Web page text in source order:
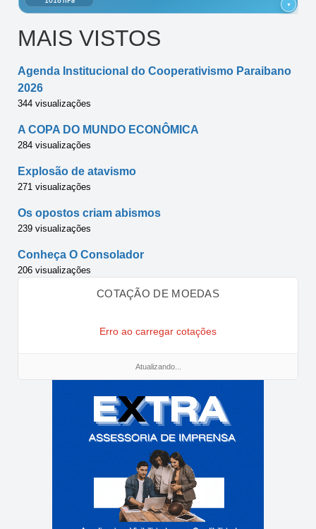
MAIS VISTOS
Agenda Institucional do Cooperativismo Paraibano
2026
344 visualizações
A COPA DO MUNDO ECONÔMICA
284 visualizações
Explosão de atavismo
271 visualizações
Os opostos criam abismos
239 visualizações
Conheça O Consolador
206 visualizações
COTAÇÃO DE MOEDAS
Erro ao carregar cotações
Atualizando...